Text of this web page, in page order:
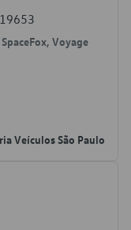
Voyage
Veículos São Paulo